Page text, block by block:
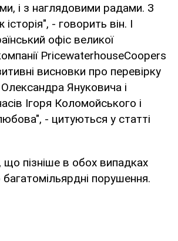
і з наглядовими радами. З
- говорить він. І
офіс великої
PricewaterhouseCoopers
висновки про перевірку
Януковича і
Ігоря Коломойського і
- цитуються у статті
що пізніше в обох випадках
порушення.